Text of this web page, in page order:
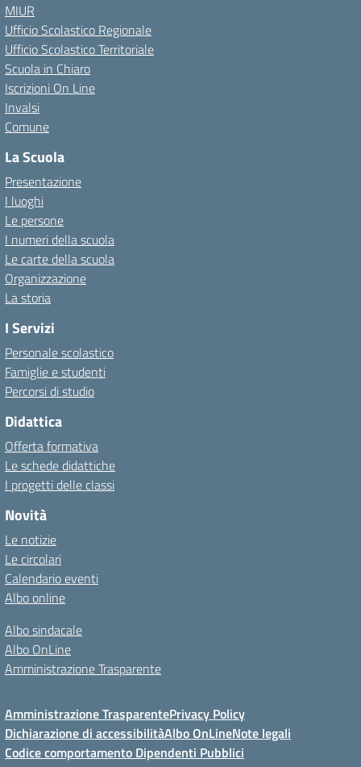
MIUR
Ufficio Scolastico Regionale
Ufficio Scolastico Territoriale
Scuola in Chiaro
Iscrizioni On Line
Invalsi
Comune
La Scuola
Presentazione
I luoghi
Le persone
I numeri della scuola
Le carte della scuola
Organizzazione
La storia
I Servizi
Personale scolastico
Famiglie e studenti
Percorsi di studio
Didattica
Offerta formativa
Le schede didattiche
I progetti delle classi
Novità
Le notizie
Le circolari
Calendario eventi
Albo online
Albo sindacale
Albo OnLine
Amministrazione Trasparente
Amministrazione TrasparentePrivacy Policy
Dichiarazione di accessibilitàAlbo OnLineNote legali
Codice comportamento Dipendenti Pubblici